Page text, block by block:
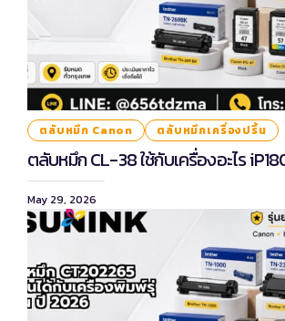
ตลับหมึก Canon ตลับหมึกเครื่องปริ้น
ตลับหมึก CL-38 ใช้กับเครื่องอะไร
May 29, 2026